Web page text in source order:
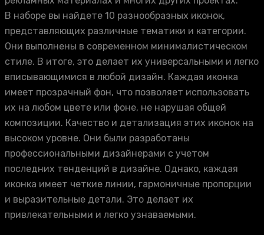
В наборе вы найдете 10 разнообразных иконок,
представляющих различные тематики и категории.
Они выполнены в современном минималистическом
стиле. В итоге, это делает их универсальными и легко
вписывающимися в любой дизайн. Каждая иконка
имеет прозрачный фон, что позволяет использовать
их на любом цвете или фоне, не нарушая общей
композиции. Качество и детализация этих иконок на
высоком уровне. Они были разработаны
профессиональными дизайнерами с учетом
последних тенденций в дизайне. Однако, каждая
иконка имеет четкие линии, гармоничные пропорции
и выразительные детали. Это делает их
привлекательными и легко узнаваемыми.